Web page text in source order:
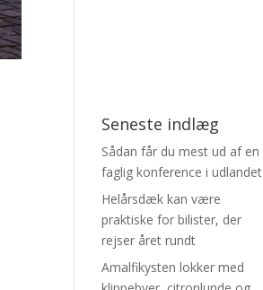
Seneste indlæg
Sådan får du mest ud af en
faglig konference i udlandet
Helårsdæk kan være
praktiske for bilister, der
rejser året rundt
Amalfikysten lokker med